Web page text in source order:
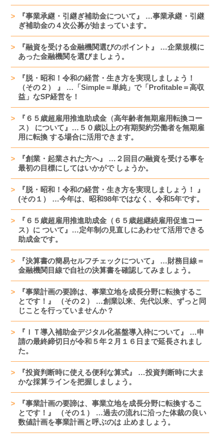
『事業承継・引継ぎ補助金について』 …事業承継・引継
ぎ補助金の４次公募が始まっています。
『融資を受ける金融機関選びのポイント』 …企業規模に
あった金融機関を選びましょう。
『脱・昭和！令和の経営・生き方を実現しましょう！
（その２） 』 …「Simple＝単純」で「Profitable＝高収
益」なSP経営を！
『６５歳超雇用推進助成金（高年齢者無期雇用転換コー
ス） について』…５０歳以上の有期契約労働者を無期雇
用に転換 する場合に活用できます。
『創業・起業された方へ』 …２回目の融資を受ける事を
最初の目標にしてはいかがで しょうか。
『脱・昭和！令和の経営・生き方を実現しましょう！ 』
(その１） …今年は、昭和98年ではなく、令和5年です。
『６５歳超雇用推進助成金（６５歳超継続雇用促進コー
ス）に ついて』…定年制の見直しにあわせて活用できる
助成金です。
『決算書の簡易セルフチェックについて』 …財務目線＝
金融機関目線で自社の決算書を確認してみましょう。
『事業計画の要諦は、事業立地を成長分野に転換するこ
とです！』 （その２） …創業以来、先代以来、ずっと同
じことを行っていませんか？
『ＩＴ導入補助金デジタル化基盤導入枠について』 …申
請の最終締切日が令和５年２月１６日まで延長されまし
た。
『投資判断時に使える便利な算式』 …投資判断時に大ま
かな採算ラインを把握しましょう。
『事業計画の要諦は、事業立地を成長分野に転換するこ
とです！』 （その１） …過去の流れに沿った体裁の良い
数値計画を事業計画と呼ぶのは 止めましょう。